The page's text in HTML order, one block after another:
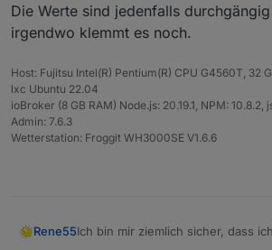
Die Werte sind jedenfalls
irgendwo klemmt es noch.
Host: Fujitsu Intel(R) Pentium(R) CPU G4560T, 32
lxc Ubuntu 22.04
ioBroker (8 GB RAM) Node.js: 20.19.1, NPM: 10.8.2,
Admin: 7.6.3
Wetterstation: Froggit WH3000SE V1.6.6
Rene55Ich bin mir ziemlich sicher, dass